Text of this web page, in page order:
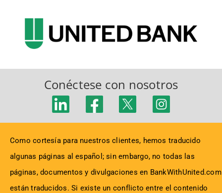
Conéctese con nosotros
Como cortesía para nuestros clientes, hemos traducido
algunas páginas al español; sin embargo, no todas las
páginas, documentos y divulgaciones en BankWithUnited.com
están traducidos. Si existe un conflicto entre el contenido